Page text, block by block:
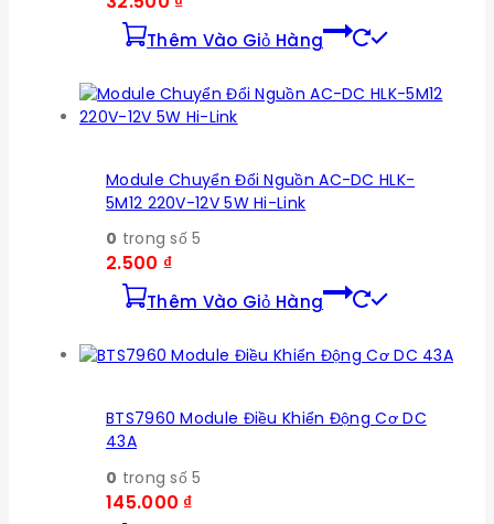
Thêm Vào Giỏ Hàng
Module Chuyển Đổi Nguồn AC-DC HLK-
5M12 220V-12V 5W Hi-Link
0 trong số 5
2.500 ₫
Thêm Vào Giỏ Hàng
BTS7960 Module Điều Khiển Động Cơ DC
43A
0 trong số 5
145.000 ₫